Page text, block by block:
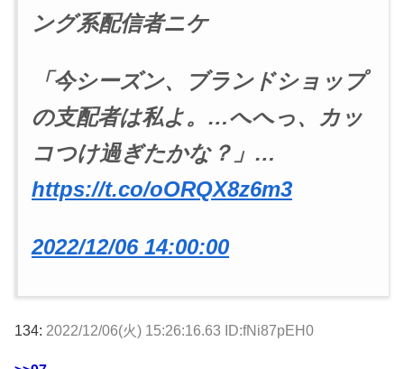
ング系配信者ニケ
「今シーズン、ブランドショップ
の支配者は私よ。…へへっ、カッ
コつけ過ぎたかな？」…
https://t.co/oORQX8z6m3
2022/12/06 14:00:00
134: 2022/12/06(火) 15:26:16.63 ID:fNi87pEH0